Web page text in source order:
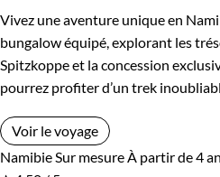
Vivez une aventure unique en
bungalow équipé, explorant les
Spitzkoppe et la concession
pourrez profiter d’un trek
Voir le voyage
Namibie Sur mesure À partir de 4